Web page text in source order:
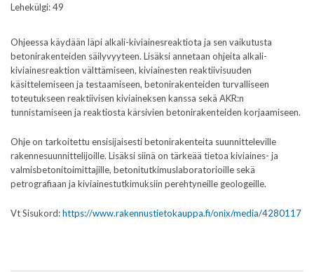
Lehekülgi: 49
Ohjeessa käydään läpi alkali-kiviainesreaktiota ja sen vaikutusta
betonirakenteiden säilyvyyteen. Lisäksi annetaan ohjeita alkali-
kiviainesreaktion välttämiseen, kiviainesten reaktiivisuuden
käsittelemiseen ja testaamiseen, betonirakenteiden turvalliseen
toteutukseen reaktiivisen kiviaineksen kanssa sekä AKR:n
tunnistamiseen ja reaktiosta kärsivien betonirakenteiden korjaamiseen.
Ohje on tarkoitettu ensisijaisesti betonirakenteita suunnitteleville
rakennesuunnittelijoille. Lisäksi siinä on tärkeää tietoa kiviaines- ja
valmisbetonitoimittajille, betonitutkimuslaboratorioille sekä
petrografiaan ja kiviainestutkimuksiin perehtyneille geologeille.
Vt Sisukord:https://www.rakennustietokauppa.fi/onix/media/4280117